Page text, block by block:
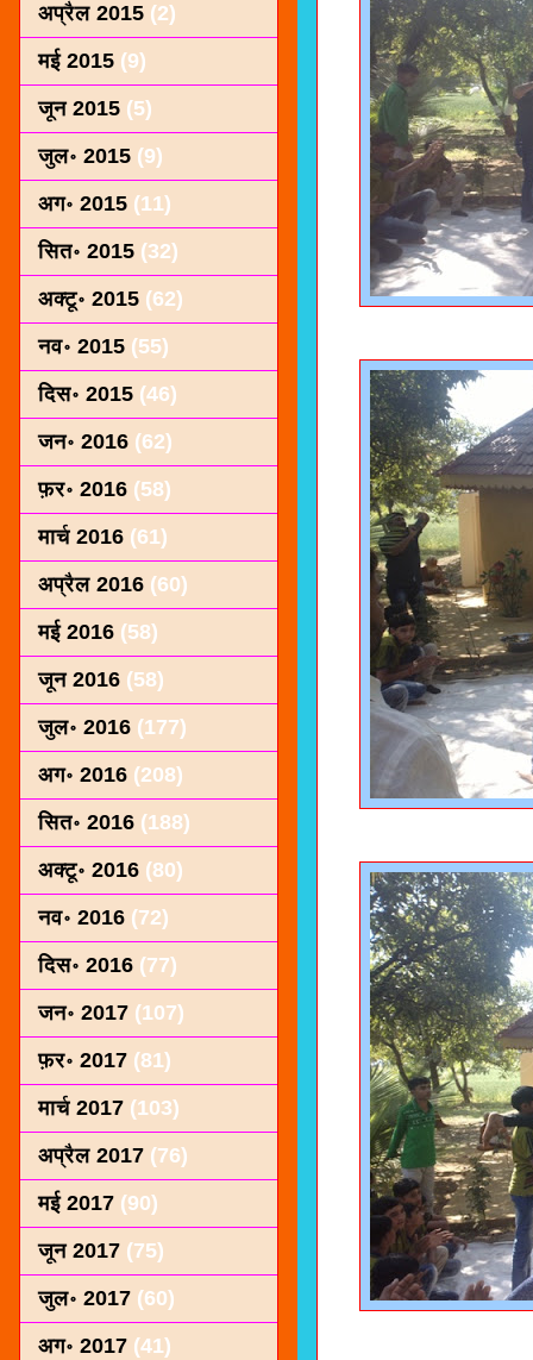
अप्रैल 2015 (2)
मई 2015 (9)
जून 2015 (5)
जुल॰ 2015 (9)
अग॰ 2015 (11)
सित॰ 2015 (32)
अक्टू॰ 2015 (62)
नव॰ 2015 (55)
दिस॰ 2015 (46)
जन॰ 2016 (62)
फ़र॰ 2016 (58)
मार्च 2016 (61)
अप्रैल 2016 (60)
मई 2016 (58)
जून 2016 (58)
जुल॰ 2016 (177)
अग॰ 2016 (208)
सित॰ 2016 (188)
अक्टू॰ 2016 (80)
नव॰ 2016 (72)
दिस॰ 2016 (77)
जन॰ 2017 (107)
फ़र॰ 2017 (81)
मार्च 2017 (103)
अप्रैल 2017 (76)
मई 2017 (90)
जून 2017 (75)
जुल॰ 2017 (60)
अग॰ 2017 (41)